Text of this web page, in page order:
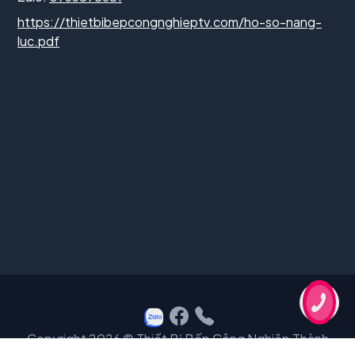
https://thietbibepcongnghieptv.com/ho-so-nang-
luc.pdf